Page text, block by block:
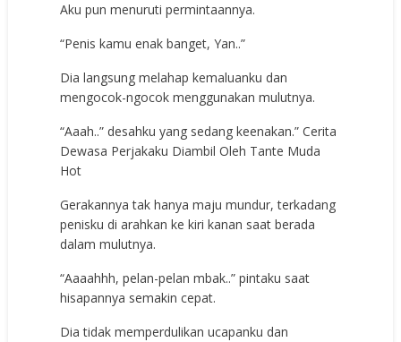
Aku pun menuruti permintaannya.
“Penis kamu enak banget, Yan..”
Dia langsung melahap kemaluanku dan
mengocok-ngocok menggunakan mulutnya.
“Aaah..” desahku yang sedang keenakan.” Cerita
Dewasa Perjakaku Diambil Oleh Tante Muda
Hot
Gerakannya tak hanya maju mundur, terkadang
penisku di arahkan ke kiri kanan saat berada
dalam mulutnya.
“Aaaahhh, pelan-pelan mbak..” pintaku saat
hisapannya semakin cepat.
Dia tidak memperdulikan ucapanku dan